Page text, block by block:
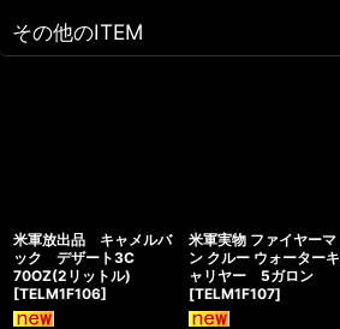
その他のITEM
米軍放出品 キャメルバ
ック デザート3C
70OZ(2リットル)
[TELM1F106]
米軍実物 ファイヤーマ
ン クルー ウォーターキ
ャリヤー 5ガロン
[TELM1F107]